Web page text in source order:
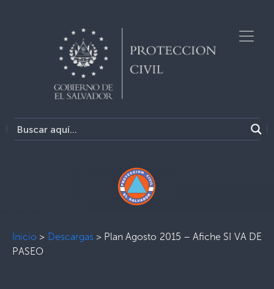
Inicio > Descargas> Plan Agosto 2015 – Afiche SI VA DE
PASEO